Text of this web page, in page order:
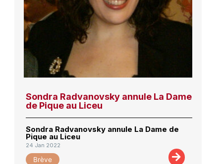
Sondra Radvanovsky annule La Dame
de Pique au Liceu
Sondra Radvanovsky annule La Dame de
Pique au Liceu
24 Jan 2022
Brève